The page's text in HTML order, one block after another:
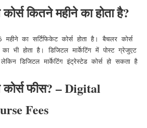
कितने महीने का होता है?
का सर्टिफिकेट कोर्स होता है। बैचलर कोर्स
होता है। डिजिटल मार्केटिंग में पोस्ट ग्रेजुएट
डिजिटल मार्केटिंग इंट्रेस्टेड कोर्स हो सकता है
कोर्स फीस? – Digital
Fees